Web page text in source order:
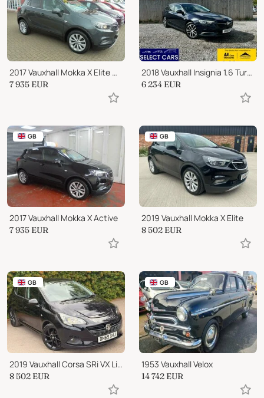
2017 Vauxhall Mokka X Elite Nav
7 935 EUR
2018 Vauxhall Insignia 1.6 Turbo D ecoTEC Design Sports Tourer 5dr Diesel
6 234 EUR
GB
2017 Vauxhall Mokka X Active
7 935 EUR
GB
2019 Vauxhall Mokka X Elite
8 502 EUR
GB
2019 Vauxhall Corsa SRi VX Line Nav Black
8 502 EUR
GB
1953 Vauxhall Velox
14 742 EUR